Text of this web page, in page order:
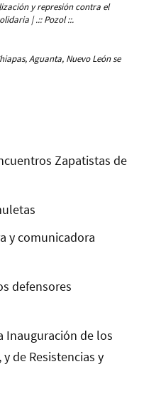
y represión contra el
| .:: Pozol ::.
Aguanta, Nuevo León se
Zapatistas de
y comunicadora
defensores
Inauguración de los
de Resistencias y